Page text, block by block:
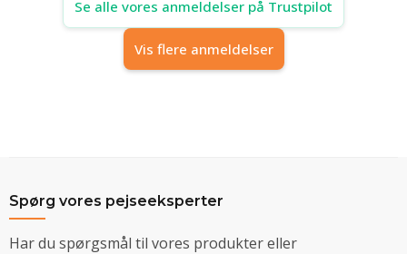
Se alle vores anmeldelser på Trustpilot
Vis flere anmeldelser
Spørg vores pejseeksperter
Har du spørgsmål til vores produkter eller